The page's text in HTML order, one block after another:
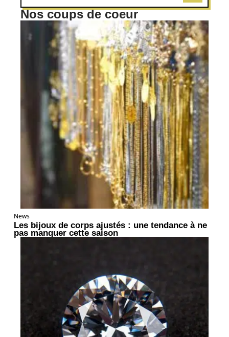
Nos coups de coeur
News
Les bijoux de corps ajustés : une tendance à ne
pas manquer cette saison